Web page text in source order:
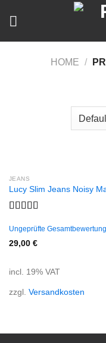
HOME /
JEANS
Lucy Slim Jeans Noisy
3.00
out of
5
Ungeprüfte
29,00 €
incl. 19% VAT
zzgl. Versandkosten